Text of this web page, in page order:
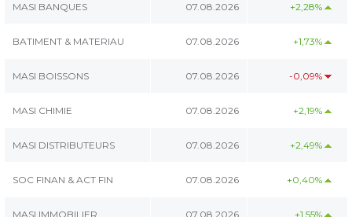
MASI BANQUES 07.08.2026 +2,28%
BATIMENT & MATERIAU 07.08.2026 +1,73%
MASI BOISSONS 07.08.2026 -0,09%
MASI CHIMIE 07.08.2026 +2,19%
MASI DISTRIBUTEURS 07.08.2026 +2,49%
SOC FINAN & ACT FIN 07.08.2026 +0,40%
MASI IMMOBILIER 07.08.2026 +1,55%